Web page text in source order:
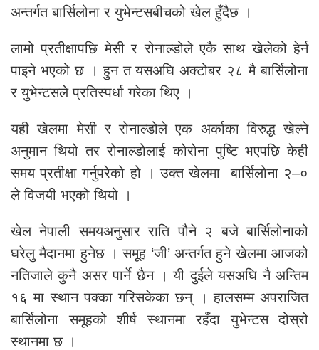
अन्तर्गत बार्सिलोना र युभेन्टसबीचको खेल हुँदैछ ।
लामो प्रतीक्षापछि मेसी र रोनाल्डोले एकै साथ खेलेको हेर्न
पाइने भएको छ । हुन त यसअघि अक्टोबर २८ मै बार्सिलोना
र युभेन्टसले प्रतिस्पर्धा गरेका थिए ।
यही खेलमा मेसी र रोनाल्डोले एक अर्काका विरुद्ध खेल्ने
अनुमान थियो तर रोनाल्डोलाई कोरोना पुष्टि भएपछि केही
समय प्रतीक्षा गर्नुपरेको हो । उक्त खेलमा बार्सिलोना २–०
ले विजयी भएको थियो ।
खेल नेपाली समयअनुसार राति पौने २ बजे बार्सिलोनाको
घरेलु मैदानमा हुनेछ । समूह ‘जी’ अन्तर्गत हुने खेलमा आजको
नतिजाले कुनै असर पार्ने छैन । यी दुईले यसअघि नै अन्तिम
१६ मा स्थान पक्का गरिसकेका छन् । हालसम्म अपराजित
बार्सिलोना समूहको शीर्ष स्थानमा रहँदा युभेन्टस दोस्रो
स्थानमा छ ।